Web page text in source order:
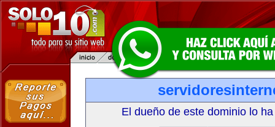
El dueño de este dominio lo